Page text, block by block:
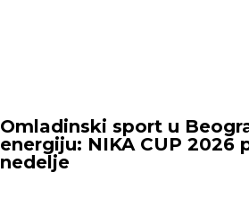
Omladinski sport u
energiju: NIKA CUP 2026
nedelje